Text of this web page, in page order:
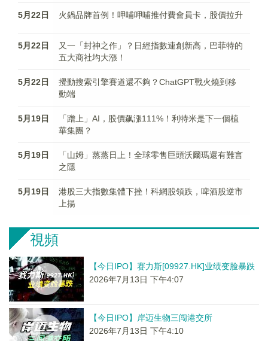
5月22日 火鍋品牌首例！呷哺呷哺推付費會員卡，股價拉升
5月22日
又一「封神之作」？日經指數連創新高，巴菲特的
五大商社均大漲！
5月22日
攪動搜索引擎賽道還不夠？ChatGPT戰火燒到移
動端
5月19日
「蹭上」AI，股價飙漲111%！利特米是下一個植
華集團？
5月19日
「山姆」蒸蒸日上！全球零售巨頭沃爾瑪還有難言
之隱
5月19日
港股三大指數集體下挫！科網股領跌，啤酒股逆市
上揚
視頻
【今日IPO】赛力斯[09927.HK]业绩变脸暴跌
2026年7月13日 下午4:07
【今日IPO】岸迈生物三闯港交所
2026年7月13日 下午4:10